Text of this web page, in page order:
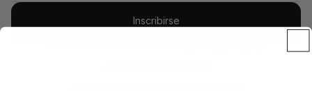
Inscribirse